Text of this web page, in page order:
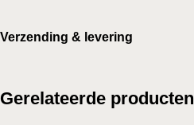
Verzending & levering
Gerelateerde producten